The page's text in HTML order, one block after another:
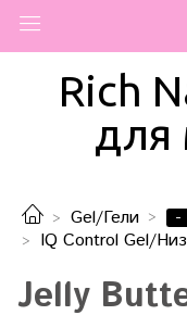
Rich
для
Gel/Гели
-
IQ Control Gel/
Jelly